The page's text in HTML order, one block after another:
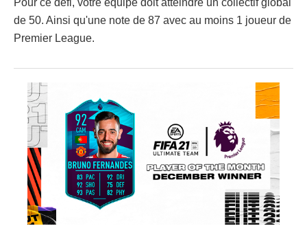
de 50. Ainsi qu'une note de 87 avec au moins 1 joueur de
Premier League.